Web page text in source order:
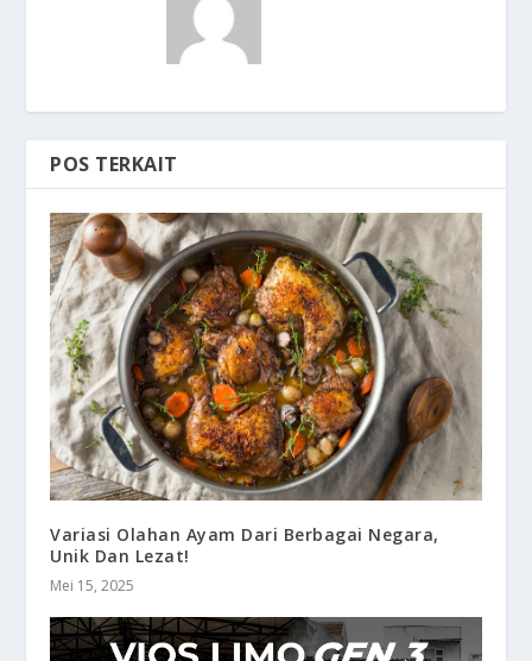
POS TERKAIT
Variasi Olahan Ayam Dari Berbagai Negara,
Unik Dan Lezat!
Mei 15, 2025